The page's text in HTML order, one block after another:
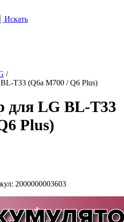
Искать
/
T33 (Q6a M700 / Q6 Plus)
для LG BL-T33
Plus)
2000000003603